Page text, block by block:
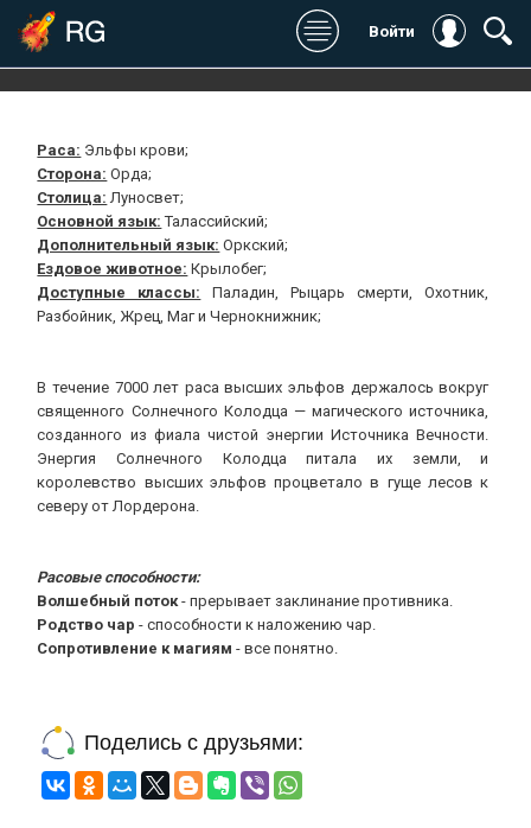
Войти 2
Платформы / жанры
Дата выхода:
Разработчик:
Издатель / Издатель в
России:
LatentThreat 26-09-2012, 21:57 Категория: Орда
Stopgame:
Kanobu:
Котонавты:
Digital Spy:
Общий:
Раса: Эльфы крови;
Сторона: Орда;
Столица: Луносвет;
Основной язык: Талассийский;
Дополнительный язык: Оркский;
Ездовое животное: Крылобег;
Доступные классы: Паладин, Рыцарь смерти, Охотник,
Разбойник, Жрец, Маг и Чернокнижник;
В течение 7000 лет раса высших эльфов держалось вокруг
священного Солнечного Колодца — магического источника,
созданного из фиала чистой энергии Источника Вечности.
Энергия Солнечного Колодца питала их земли, и
королевство высших эльфов процветало в гуще лесов к
северу от Лордерона.
Расовые способности:
Волшебный поток- прерывает заклинание противника.
Родство чар - способности к наложению чар.
Сопротивление к магиям - все понятно.
Поделись с друзьями: